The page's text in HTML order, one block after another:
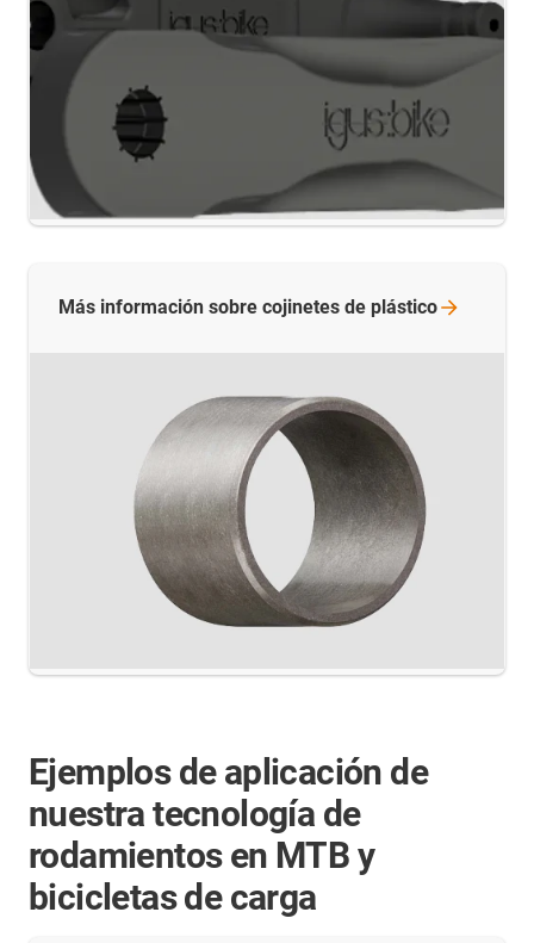
Más información sobre cojinetes de plástico
Ejemplos de aplicación de
nuestra tecnología de
rodamientos en MTB y
bicicletas de carga